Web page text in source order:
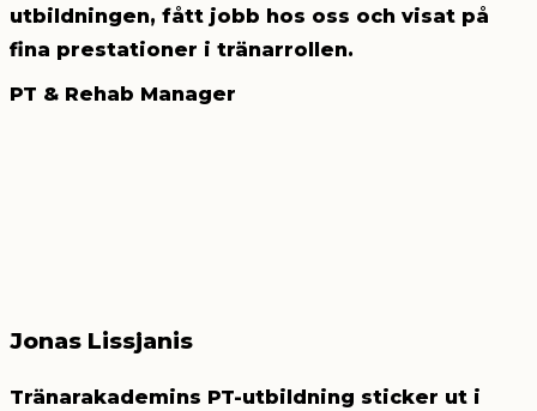
utbildningen, fått jobb hos oss och visat på
fina prestationer i tränarrollen.
PT & Rehab Manager
Jonas Lissjanis
Tränarakademins PT-utbildning sticker ut i